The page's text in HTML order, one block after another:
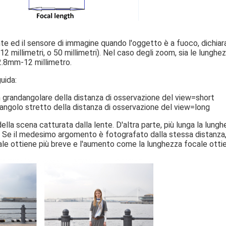
ed il sensore di immagine quando l'oggetto è a fuoco,
millimetri, o 50 millimetri). Nel caso degli zoom, sia le
12 millimetro.
della distanza di osservazione del view=short
stretto della distanza di osservazione del view=long
scena catturata dalla lente. D'altra parte, più lunga la
il medesimo argomento è fotografato dalla stessa
ottiene più breve e l'aumento come la lunghezza focale